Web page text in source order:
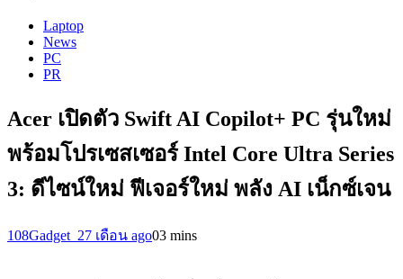
Laptop
News
PC
PR
Acer เปิดตัว Swift AI Copilot+ PC รุ่นใหม่
พร้อมโปรเซสเซอร์ Intel Core Ultra Series
3: ดีไซน์ใหม่ ฟีเจอร์ใหม่ พลัง AI เน็กซ์เจน
108Gadget_27 เดือน ago03 mins